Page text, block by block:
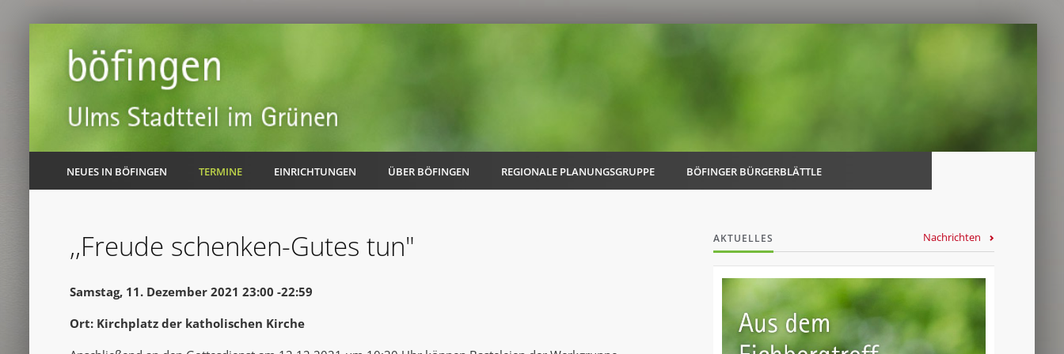
NEUES IN BÖFINGEN TERMINE EINRICHTUNGEN ÜBER BÖFINGEN REGIONALE PLANUNGSGRUPPE BÖFINGER BÜRGERBLÄTTLE
,,Freude schenken-Gutes tun"
Samstag, 11. Dezember 2021 23:00 -22:59
Ort: Kirchplatz der katholischen Kirche
AKTUELLES Nachrichten